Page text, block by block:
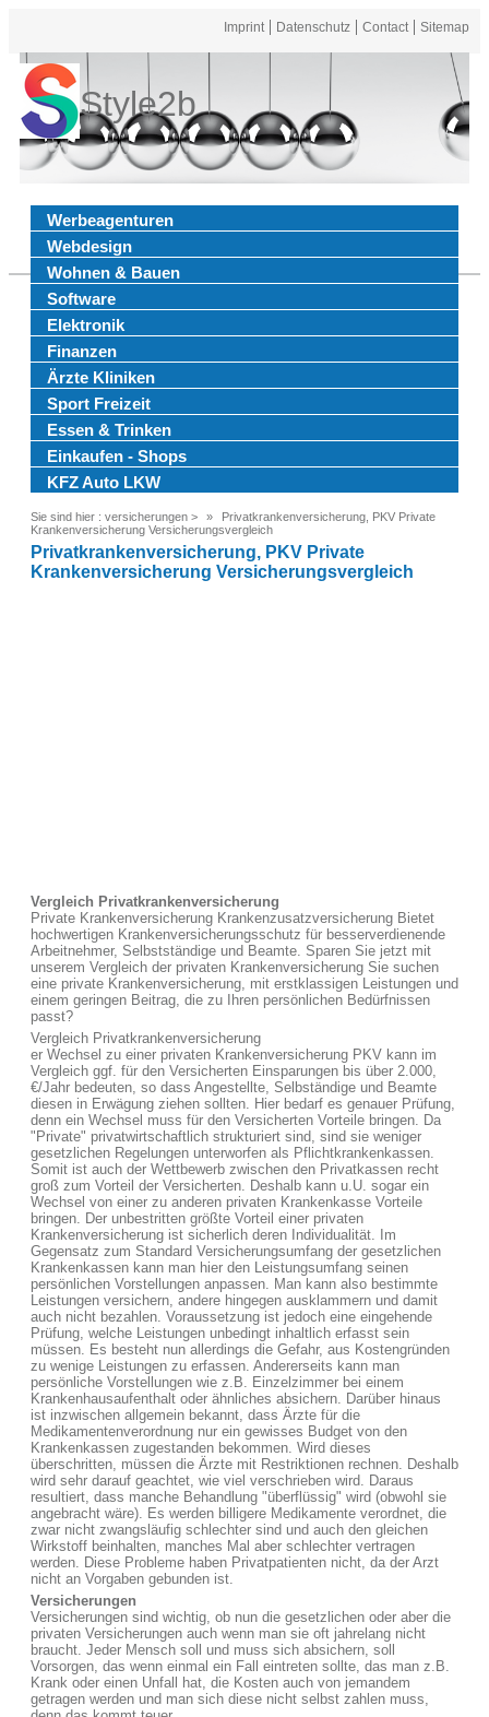
Imprint Datenschutz Contact Sitemap
Style2b
Werbeagenturen
Webdesign
Wohnen & Bauen
Software
Elektronik
Finanzen
Ärzte Kliniken
Sport Freizeit
Essen & Trinken
Einkaufen - Shops
KFZ Auto LKW
Sie sind hier : versicherungen >
Privatkrankenversicherung, PKV Private
Krankenversicherung Versicherungsvergleich
Privatkrankenversicherung, PKV Private
Krankenversicherung Versicherungsvergleich
Vergleich Privatkrankenversicherung
Private Krankenversicherung Krankenzusatzversicherung Bietet
hochwertigen Krankenversicherungsschutz für besserverdienende
Arbeitnehmer, Selbstständige und Beamte. Sparen Sie jetzt mit
unserem Vergleich der privaten Krankenversicherung Sie suchen
eine private Krankenversicherung, mit erstklassigen Leistungen und
einem geringen Beitrag, die zu Ihren persönlichen Bedürfnissen
passt?
Vergleich Privatkrankenversicherung
er Wechsel zu einer privaten Krankenversicherung PKV kann im
Vergleich ggf. für den Versicherten Einsparungen bis über 2.000,
€/Jahr bedeuten, so dass Angestellte, Selbständige und Beamte
diesen in Erwägung ziehen sollten. Hier bedarf es genauer Prüfung,
denn ein Wechsel muss für den Versicherten Vorteile bringen. Da
"Private" privatwirtschaftlich strukturiert sind, sind sie weniger
gesetzlichen Regelungen unterworfen als Pflichtkrankenkassen.
Somit ist auch der Wettbewerb zwischen den Privatkassen recht
groß zum Vorteil der Versicherten. Deshalb kann u.U. sogar ein
Wechsel von einer zu anderen privaten Krankenkasse Vorteile
bringen. Der unbestritten größte Vorteil einer privaten
Krankenversicherung ist sicherlich deren Individualität. Im
Gegensatz zum Standard Versicherungsumfang der gesetzlichen
Krankenkassen kann man hier den Leistungsumfang seinen
persönlichen Vorstellungen anpassen. Man kann also bestimmte
Leistungen versichern, andere hingegen ausklammern und damit
auch nicht bezahlen. Voraussetzung ist jedoch eine eingehende
Prüfung, welche Leistungen unbedingt inhaltlich erfasst sein
müssen. Es besteht nun allerdings die Gefahr, aus Kostengründen
zu wenige Leistungen zu erfassen. Andererseits kann man
persönliche Vorstellungen wie z.B. Einzelzimmer bei einem
Krankenhausaufenthalt oder ähnliches absichern. Darüber hinaus
ist inzwischen allgemein bekannt, dass Ärzte für die
Medikamentenverordnung nur ein gewisses Budget von den
Krankenkassen zugestanden bekommen. Wird dieses
überschritten, müssen die Ärzte mit Restriktionen rechnen. Deshalb
wird sehr darauf geachtet, wie viel verschrieben wird. Daraus
resultiert, dass manche Behandlung "überflüssig" wird (obwohl sie
angebracht wäre). Es werden billigere Medikamente verordnet, die
zwar nicht zwangsläufig schlechter sind und auch den gleichen
Wirkstoff beinhalten, manches Mal aber schlechter vertragen
werden. Diese Probleme haben Privatpatienten nicht, da der Arzt
nicht an Vorgaben gebunden ist.
Versicherungen
Versicherungen sind wichtig, ob nun die gesetzlichen oder aber die
privaten Versicherungen auch wenn man sie oft jahrelang nicht
braucht. Jeder Mensch soll und muss sich absichern, soll
Vorsorgen, das wenn einmal ein Fall eintreten sollte, das man z.B.
Krank oder einen Unfall hat, die Kosten auch von jemandem
getragen werden und man sich diese nicht selbst zahlen muss,